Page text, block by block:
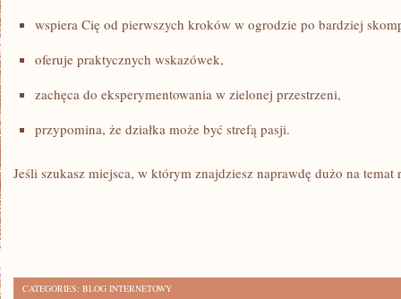
wspiera Cię od pierwszych kroków w ogrodzie po bardziej
oferuje praktycznych wskazówek,
zachęca do eksperymentowania w zielonej przestrzeni,
przypomina, że działka może być strefą pasji.
Jeśli szukasz miejsca, w którym znajdziesz naprawdę dużo na
CATEGORIES: BLOG INTERNETOWY